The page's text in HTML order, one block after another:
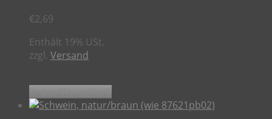
€2,69
Enthält 19% USt.
zzgl. Versand